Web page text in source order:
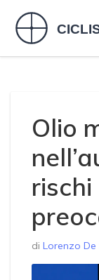
Olio
di Lorenzo De